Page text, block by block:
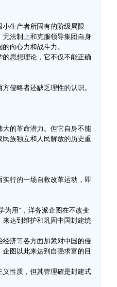
生产者所固有的阶级局限
法制止和克服领导集团自身
向心力和战斗力。
思想理论，它不仅不能正确
侵略者还缺乏理性的认识。
的革命潜力。但它自身不能
族独立和人民解放的历史重
行的一场自救改革运动，即
为用”，洋务派企图在不改变
达到维护和巩固中国封建统
济等各方面加紧对中国的侵
图以此来达到自强求富的目
性质，但其管理確是封建式